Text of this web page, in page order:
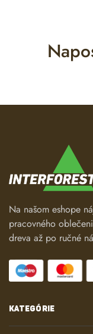
Na našom eshope
pracovného
dreva až po ručné
KATEGÓRIE